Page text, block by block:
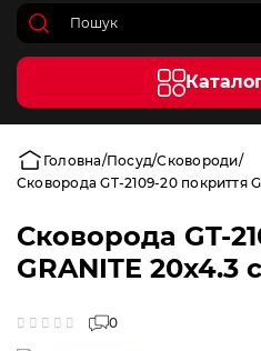
Головна Посуд Сковороди
Сковорода GT-2109-20 покриття
Сковорода GT-
GRANITE 20x4.3
0